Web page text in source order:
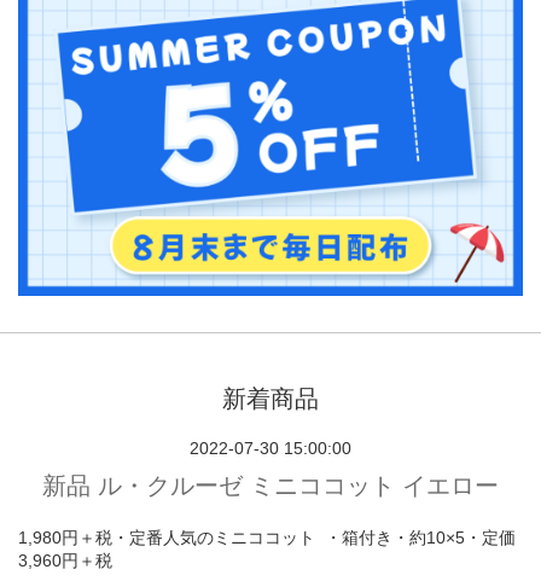
新着商品
2022-07-30 15:00:00
新品 ル・クルーゼ ミニココット イエロー
1,980円＋税・定番人気のミニココット ・箱付き・約10×5・定価
3,960円＋税